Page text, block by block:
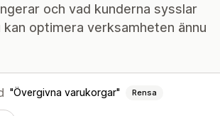
och vad kunderna sysslar
optimera verksamheten ännu
Övergivna varukorgar Rensa